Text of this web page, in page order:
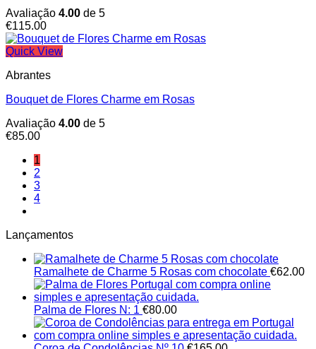
Avaliação 4.00 de 5
€115.00
Quick View
Abrantes
Bouquet de Flores Charme em Rosas
Avaliação 4.00 de 5
€85.00
1
2
3
4
Lançamentos
Ramalhete de Charme 5 Rosas com chocolate €62.00
Palma de Flores N: 1 €80.00